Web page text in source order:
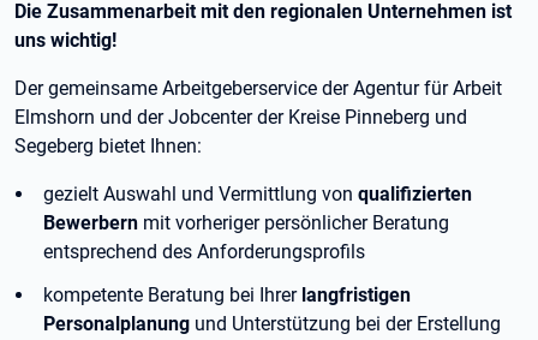
Die Zusammenarbeit mit den regionalen Unternehmen ist
uns wichtig!
Der gemeinsame Arbeitgeberservice der Agentur für Arbeit
Elmshorn und der Jobcenter der Kreise Pinneberg und
Segeberg bietet Ihnen:
gezielt Auswahl und Vermittlung von qualifizierten
Bewerbern mit vorheriger persönlicher Beratung
entsprechend des Anforderungsprofils
kompetente Beratung bei Ihrer langfristigen
Personalplanung und Unterstützung bei der Erstellung